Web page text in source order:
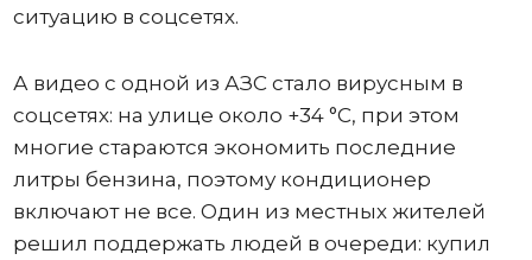
ситуацию в соцсетях.
А видео с одной из АЗС стало вирусным в
соцсетях: на улице около +34 °C, при этом
многие стараются экономить последние
литры бензина, поэтому кондиционер
включают не все. Один из местных жителей
решил поддержать людей в очереди: купил